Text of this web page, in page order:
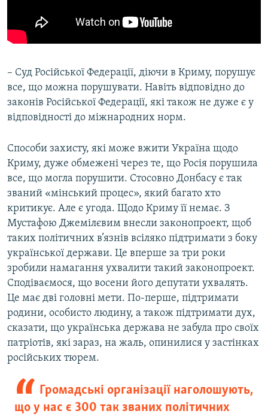
– Суд Російської Федерації, діючи в Криму, порушує
все, що можна порушувати. Навіть відповідно до
законів Російської Федерації, які також не дуже є у
відповідності до міжнародних норм.
Способи захисту, які може вжити Україна щодо
Криму, дуже обмежені через те, що Росія порушила
все, що могла порушити. Стосовно Донбасу є так
званий «мінський процес», який багато хто
критикує. Але є угода. Щодо Криму її немає. З
Мустафою Джемілєвим внесли законопроект, щоб
таких політичних в’язнів всіляко підтримати з боку
української держави. Це вперше за три роки
зробили намагання ухвалити такий законопроект.
Сподіваємося, що восени його депутати ухвалять.
Це має дві головні мети. По-перше, підтримати
родини, особисто людину, а також підтримати дух,
сказати, що українська держава не забула про своїх
патріотів, які зараз, на жаль, опинилися у застінках
російських тюрем.
Громадські організації наголошують,
що у нас є 300 так званих політичних